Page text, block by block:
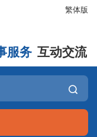
繁体版
服务 互动交流